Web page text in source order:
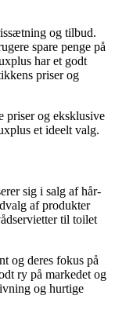
og tilbud.
spare penge på
har et godt
priser og
priser og eksklusive
et ideelt valg.
sig i salg af hår-
af produkter
til toilet
og deres fokus på
ry på markedet og
og hurtige